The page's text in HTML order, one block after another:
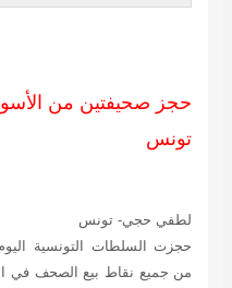
حجز صحيفتين من
تونس
لطفي حجي- تونس
حجزت السلطات التونسية
من جميع نقاط بيع الصحف في